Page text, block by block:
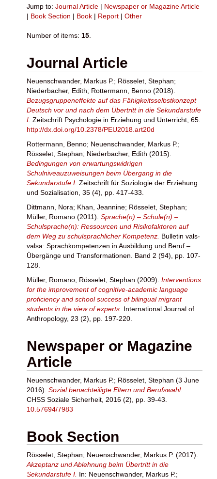
Jump to: Journal Article | Newspaper or Magazine Article
| Book Section | Book | Report | Other
Number of items: 15
Journal Article
Neuenschwander, Markus P.; Rösselet, Stephan;
Niederbacher, Edith; Rottermann, Benno (2018).
Bezugsgruppeneffekte auf das Fähigkeitsselbstkonzept
Deutsch vor und nach dem Übertritt in die Sekundarstufe
I. Zeitschrift Psychologie in Erziehung und Unterricht, 65.
http://dx.doi.org/10.2378/PEU2018.art20d
Rottermann, Benno; Neuenschwander, Markus P.;
Rösselet, Stephan; Niederbacher, Edith (2015).
Bedingungen von erwartungswidrigen
Schulniveauzuweisungen beim Übergang in die
Sekundarstufe I. Zeitschrift für Soziologie der Erziehung
und Sozialisation, 35 (4), pp. 417-433.
Dittmann, Nora; Khan, Jeannine; Rösselet, Stephan;
Müller, Romano (2011). Sprache(n) – Schule(n) –
Schulsprache(n): Ressourcen und Risikofaktoren auf
dem Weg zu schulsprachlicher Kompetenz. Bulletin vals-
valsa: Sprachkompetenzen in Ausbildung und Beruf –
Übergänge und Transformationen. Band 2 (94), pp. 107-
128.
Müller, Romano; Rösselet, Stephan (2009). Interventions
for the improvement of cognitive-academic language
proficiency and school success of bilingual migrant
students in the view of experts. International Journal of
Anthropology, 23 (2), pp. 197-220.
Newspaper or Magazine
Article
Neuenschwander, Markus P.; Rösselet, Stephan (3 June
2016). Sozial benachteiligte Eltern und ­Berufswahl.
CHSS Soziale Sicherheit, 2016 (2), pp. 39-43.
10.57694/7983
Book Section
Rösselet, Stephan; Neuenschwander, Markus P. (2017).
Akzeptanz und Ablehnung beim Übertritt in die
Sekundarstufe I. In: Neuenschwander, Markus P.;